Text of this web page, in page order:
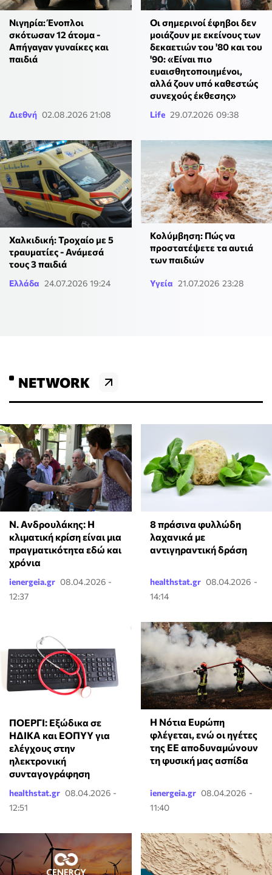
Νιγηρία: Ένοπλοι
σκότωσαν 12 άτομα -
Απήγαγαν γυναίκες και
παιδιά
Διεθνή 02.08.2026 21:08
Οι σημερινοί έφηβοι δεν
μοιάζουν με εκείνους των
δεκαετιών του '80 και του
'90: «Είναι πιο
ευαισθητοποιημένοι,
αλλά ζουν υπό καθεστώς
συνεχούς έκθεσης»
Life 29.07.2026 09:38
Χαλκιδική: Τροχαίο με 5
τραυματίες - Ανάμεσά
τους 3 παιδιά
Ελλάδα 24.07.2026 19:24
Κολύμβηση: Πώς να
προστατέψετε τα αυτιά
των παιδιών
Υγεία 21.07.2026 23:28
NETWORK
Ν. Ανδρουλάκης: Η
κλιματική κρίση είναι μια
πραγματικότητα εδώ και
χρόνια
ienergeia.gr 08.04.2026 -
12:37
8 πράσινα φυλλώδη
λαχανικά με
αντιγηραντική δράση
healthstat.gr 08.04.2026 -
14:14
ΠΟΕΡΓΙ: Εξώδικα σε
ΗΔΙΚΑ και ΕΟΠΥΥ για
ελέγχους στην
ηλεκτρονική
συνταγογράφηση
healthstat.gr 08.04.2026 -
12:51
Η Νότια Ευρώπη
φλέγεται, ενώ οι ηγέτες
της ΕΕ αποδυναμώνουν
τη φυσική μας ασπίδα
ienergeia.gr 08.04.2026 -
11:40